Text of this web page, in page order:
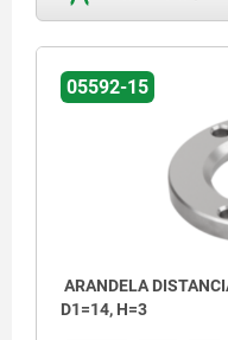
05592-15
ARANDELA
D1=14, H=3